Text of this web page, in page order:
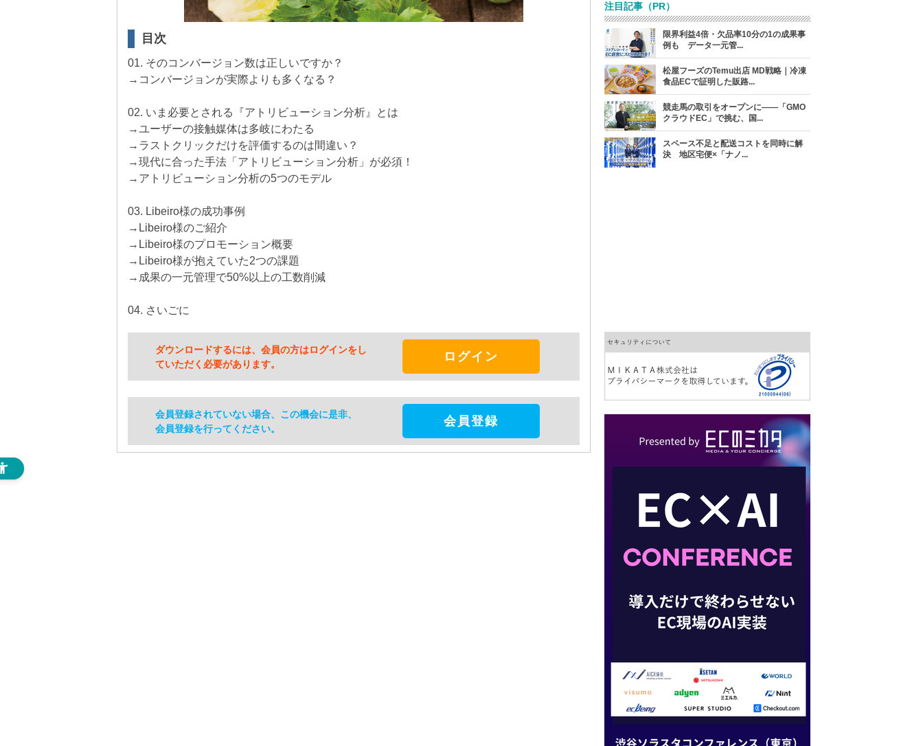
目次
01. そのコンバージョン数は正しいですか？
→コンバージョンが実際よりも多くなる？
02. いま必要とされる『アトリビューション分析』とは
→ユーザーの接触媒体は多岐にわたる
→ラストクリックだけを評価するのは間違い？
→現代に合った手法「アトリビューション分析」が必須！
→アトリビューション分析の5つのモデル
03. Libeiro様の成功事例
→Libeiro様のご紹介
→Libeiro様のプロモーション概要
→Libeiro様が抱えていた2つの課題
→成果の一元管理で50%以上の工数削減
04. さいごに
ダウンロードするには、会員の方はログインをし
ていただく必要があります。
ログイン
会員登録されていない場合、この機会に是非、
会員登録を行ってください。
会員登録
注目記事（PR）
限界利益4倍・欠品率10分の1の成果事
例も データ一元管...
松屋フーズのTemu出店 MD戦略｜冷凍
食品ECで証明した販路...
競走馬の取引をオープンに――「GMO
クラウドEC」で挑む、国...
スペース不足と配送コストを同時に解
決 地区宅便×「ナノ...